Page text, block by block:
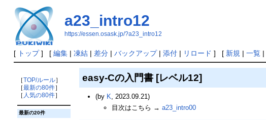
a23_intro12
https://essen.osask.jp/?a23_intro12
[ トップ] [ 編集| 凍結| 差分| バックアップ| 添付| リロード ] [ 新規 | 一覧|
［TOP/ルール］
［最新の80件］
［ 人気の80件］
最新の20件
easy-Cの入門書 [レベル12]
(by K , 2023.09.21)
目次はこちら →a23_intro00